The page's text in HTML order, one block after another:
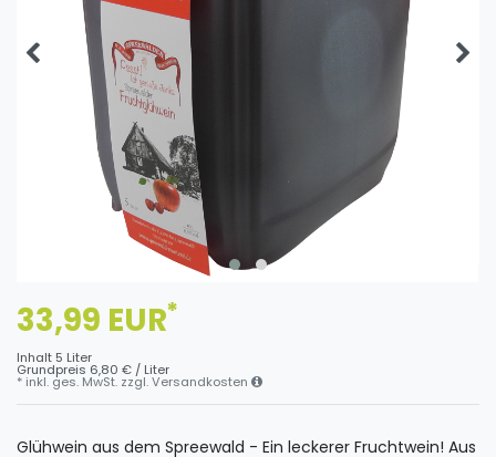
33,99 EUR*
Inhalt 5 Liter
Grundpreis 6,80 € / Liter
* inkl. ges. MwSt. zzgl.Versandkosten
Glühwein aus dem Spreewald - Ein leckerer Fruchtwein! Aus